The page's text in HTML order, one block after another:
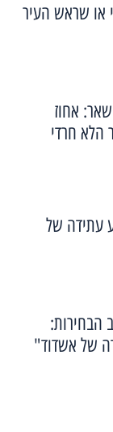
או שראש העיר
אחוז
הלא חרדי
עתידה של
הבחירות:
של אשדוד"